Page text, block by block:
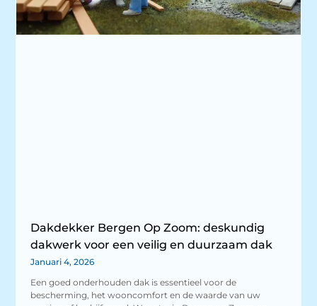
Dakdekker Bergen Op Zoom: deskundig
dakwerk voor een veilig en duurzaam dak
Januari 4, 2026
Een goed onderhouden dak is essentieel voor de
bescherming, het wooncomfort en de waarde van uw